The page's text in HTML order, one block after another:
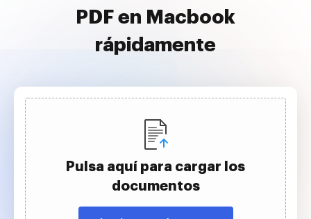
PDF en Macbook
rápidamente
Pulsa aquí para cargar los
documentos